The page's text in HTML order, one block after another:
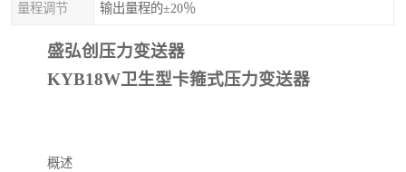
量程调节 输出量程的±20％
盛弘创压力变送器
KYB18W卫生型卡箍式压力变送器
概述